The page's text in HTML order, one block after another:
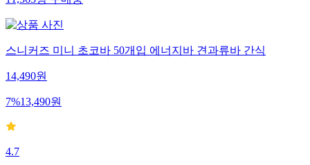
11,363명구매중
스니커즈 미니 초코바 50개입 에너지바 견과류바 간식
14,490원
7%13,490원
4.7